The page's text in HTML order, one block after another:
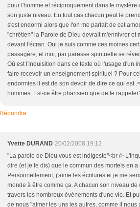
pour l'homme et réciproquement dans le
son juste niveau. En tout cas chacun peut le
s'est endormi alors que l'on me parlait de cet
"chrétien" la Parole de Dieu devrait m'ennivrer et
devant l'écran. Oui je suis comme ces moines
passagère, et moi, par paresse spirituelle se
Où est l'inquisition dans ce texte où l'usage d'un
faire recevoir un enseignement spirituel ? Pour
endormies il est de son devoir de dire ce qui est
hommes. Est-ce être pharisien que de le
Répondre
Yvette DURAND 20/02/2008 19:12
"La parole de Dieu vous est indigeste"<br />
dire (et je le dis) que le commun des mortels en
Personnellement, j'aime les écritures et je me
monde à être comme ça. A chacun son niveau
travers les nombreux événements d'une vie. Et
de nous "aimer les uns les autres, comme il